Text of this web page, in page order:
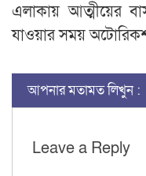
এলাকায় আত্মীয়ের
যাওয়ার সময়
আপনার মতামত লিখুন :
Leave a Reply